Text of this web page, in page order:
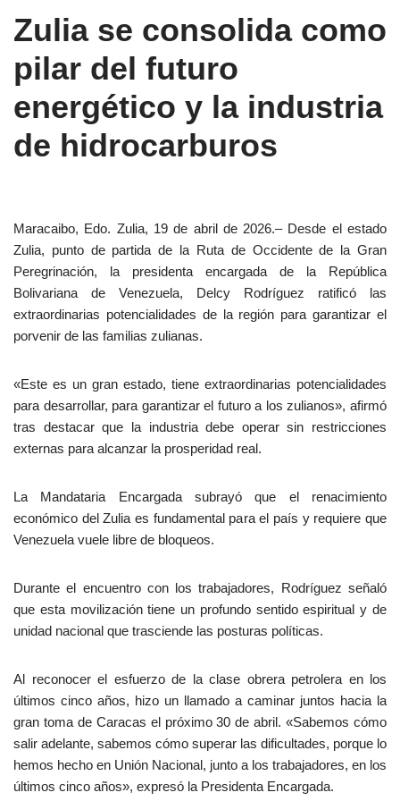
Zulia se consolida como
pilar del futuro
energético y la industria
de hidrocarburos
Maracaibo, Edo. Zulia, 19 de abril de 2026.– Desde el estado
Zulia, punto de partida de la Ruta de Occidente de la Gran
Peregrinación, la presidenta encargada de la República
Bolivariana de Venezuela, Delcy Rodríguez ratificó las
extraordinarias potencialidades de la región para garantizar el
porvenir de las familias zulianas.
«Este es un gran estado, tiene extraordinarias potencialidades
para desarrollar, para garantizar el futuro a los zulianos», afirmó
tras destacar que la industria debe operar sin restricciones
externas para alcanzar la prosperidad real.
La Mandataria Encargada subrayó que el renacimiento
económico del Zulia es fundamental para el país y requiere que
Venezuela vuele libre de bloqueos.
Durante el encuentro con los trabajadores, Rodríguez señaló
que esta movilización tiene un profundo sentido espiritual y de
unidad nacional que trasciende las posturas políticas.
Al reconocer el esfuerzo de la clase obrera petrolera en los
últimos cinco años, hizo un llamado a caminar juntos hacia la
gran toma de Caracas el próximo 30 de abril. «Sabemos cómo
salir adelante, sabemos cómo superar las dificultades, porque lo
hemos hecho en Unión Nacional, junto a los trabajadores, en los
últimos cinco años», expresó la Presidenta Encargada.